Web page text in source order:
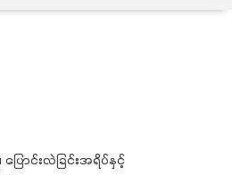
ာင်းလဲခြင်းအရိပ်နှင့်